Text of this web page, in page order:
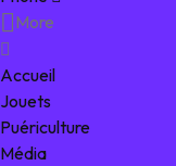
More
Accueil
Jouets
Puériculture
Média